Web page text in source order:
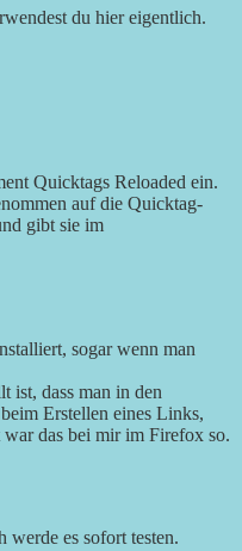
du hier eigentlich.
Quicktags Reloaded ein.
auf die Quicktag-
gibt sie im
sogar wenn man
ist, dass man in den
Erstellen eines Links,
das bei mir im Firefox so.
werde es sofort testen.